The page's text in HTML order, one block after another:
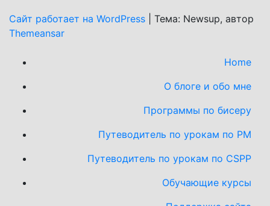
Сайт работает на WordPress
Тема: Newsup, автор
Themeansar
Home
О блоге и обо мне
Программы по бисеру
Путеводитель по урокам по PM
Путеводитель по урокам по CSPP
Обучающиe курсы